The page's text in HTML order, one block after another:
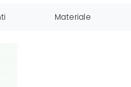
Materiale